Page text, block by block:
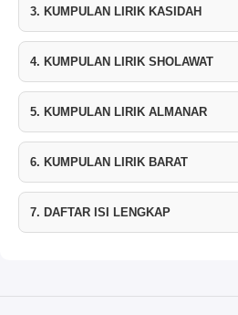
3. KUMPULAN LIRIK KASIDAH
4. KUMPULAN LIRIK SHOLAWAT
5. KUMPULAN LIRIK ALMANAR
6. KUMPULAN LIRIK BARAT
7. DAFTAR ISI LENGKAP